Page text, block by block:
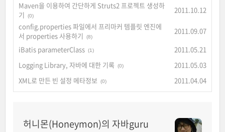
Maven을 이용하여 간단하게 Struts2 프로젝트 생성하
기
(0)
2011.10.12
config.properties 파일에서 프리마커 템플릿 엔진에
서 properties 사용하기
(8)
2011.09.07
iBatis parameterClass (1)
2011.05.21
Logging Library, 자바에 대한 기록
(0)
2011.05.03
XML로 만든 빈 설정 메타정보
(0) 2011.04.04
허니몬(Honeymon)의 자바guru